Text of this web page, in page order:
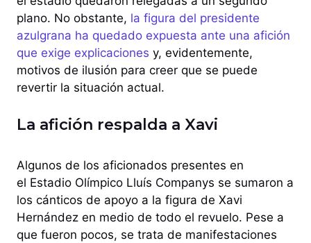
plano. No obstante, la figura del presidente
azulgrana ha quedado expuesta ante una afición
que exige explicaciones y, evidentemente,
motivos de ilusión para creer que se puede
revertir la situación actual.
La afición respalda a Xavi
Algunos de los aficionados presentes en
el Estadio Olímpico Lluís Companys se sumaron a
los cánticos de apoyo a la figura de Xavi
Hernández en medio de todo el revuelo. Pese a
que fueron pocos, se trata de manifestaciones